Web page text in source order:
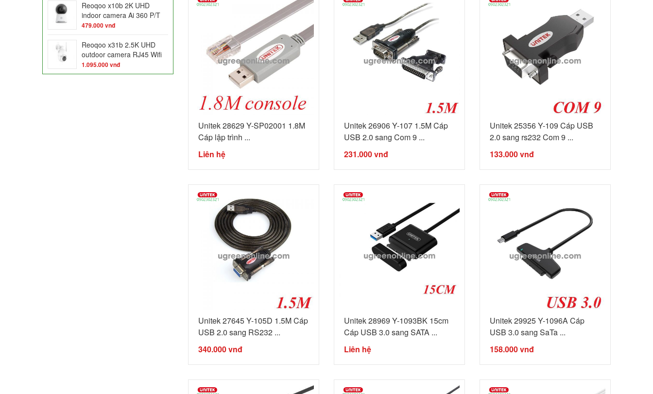
Reoqoo x10b 2K UHD
indoor camera Ai 360 P/T
night ...
479.000vnđ
Reoqoo x31b 2.5K UHD
outdoor camera RJ45 Wifi
dual ...
1.095.000vnđ
Unitek 28629 Y-SP02001 1.8M
Cáp lập trình ...
Liên hệ
Unitek 26906 Y-107 1.5M Cáp
USB 2.0 sang Com 9 ...
231.000vnđ
Unitek 25356 Y-109 Cáp USB
2.0 sang rs232 Com 9 ...
133.000vnđ
Unitek 27645 Y-105D 1.5M Cáp
USB 2.0 sang RS232 ...
340.000vnđ
Unitek 28969 Y-1093BK 15cm
Cáp USB 3.0 sang SATA ...
Liên hệ
Unitek 29925 Y-1096A Cáp
USB 3.0 sang SaTa ...
158.000vnđ